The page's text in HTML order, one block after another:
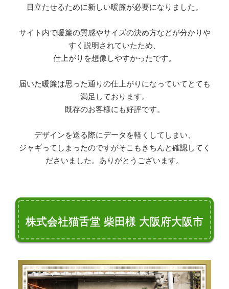
目立たせるために新しい暖簾が必要になりました。
サイト内で暖簾の質感やサイズの決め方などが分かりや
すく説明されていたため、
仕上がりを想像しやすかったです。
届いた暖簾は思った通りの仕上がりになっていてとても
満足しております。
既存のお客様にも好評です。
デザインを送る際にデータを軽くしてしまい、
ジャギってしまったのですがそこもきちんと確認してく
ださいました。ありがとうございます。
株式会社猫舌堂 柴田様 大阪府大阪市